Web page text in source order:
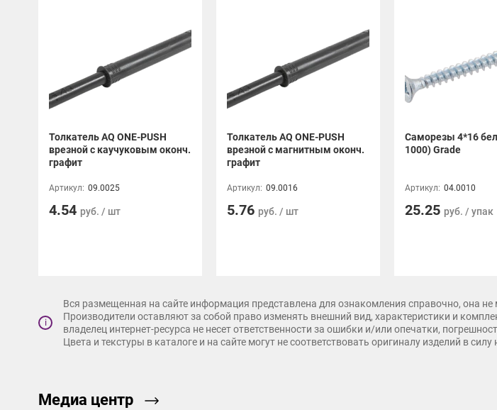
Толкатель AQ ONE-PUSH
врезной с каучуковым оконч.
графит
Артикул: 09.0025
4.54 руб. / шт
Толкатель AQ ONE-PUSH
врезной с магнитным оконч.
графит
Артикул: 09.0016
5.76 руб. / шт
Саморезы 4*16
1000) Grade
Артикул: 04.0010
25.25 руб. / упак
i
Вся размещенная на сайте информация представлена для ознакомления справочно, она
Производители оставляют за собой право изменять внешний вид, характеристики и
владелец интернет-ресурса не несет ответственности за ошибки и/или опечатки,
Цвета и текстуры в каталоге и на сайте могут не соответствовать оригиналу изделий в
Медиа центр